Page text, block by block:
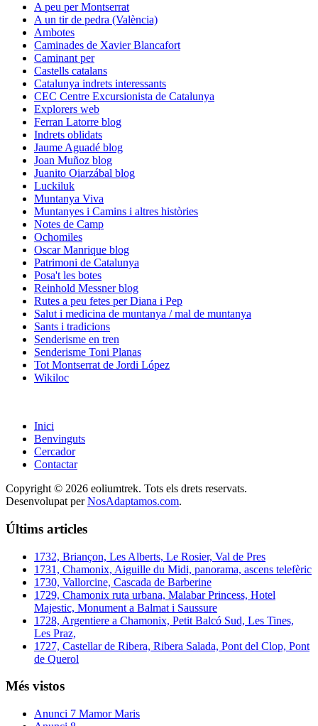
A peu per Montserrat
A un tir de pedra (València)
Ambotes
Caminades de Xavier Blancafort
Caminant per
Castells catalans
Catalunya indrets interessants
CEC Centre Excursionista de Catalunya
Explorers web
Ferran Latorre blog
Indrets oblidats
Jaume Aguadé blog
Joan Muñoz blog
Juanito Oiarzábal blog
Luckiluk
Muntanya Viva
Muntanyes i Camins i altres històries
Notes de Camp
Ochomiles
Oscar Manrique blog
Patrimoni de Catalunya
Posa't les botes
Reinhold Messner blog
Rutes a peu fetes per Diana i Pep
Salut i medicina de muntanya / mal de muntanya
Sants i tradicions
Senderisme en tren
Senderisme Toni Planas
Tot Montserrat de Jordi López
Wikiloc
Inici
Benvinguts
Cercador
Contactar
Copyright © 2026 eoliumtrek. Tots els drets reservats.
Desenvolupat perNosAdaptamos.com.
Últims articles
1732, Briançon, Les Alberts, Le Rosier, Val de Pres
1731, Chamonix, Aiguille du Midi, panorama, ascens telefèric
1730, Vallorcine, Cascada de Barberine
1729, Chamonix ruta urbana, Malabar Princess, Hotel
Majestic, Monument a Balmat i Saussure
1728, Argentiere a Chamonix, Petit Balcó Sud, Les Tines,
Les Praz,
1727, Castellar de Ribera, Ribera Salada, Pont del Clop, Pont
de Querol
Més vistos
Anunci 7 Mamor Maris